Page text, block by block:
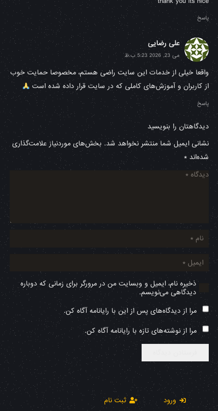
پاسخ
علی رضایی
می 23, 2026 5:23 ب.ظ
واقعا خیلی از خدمات این سایت راضی هستم، مخصوصا حمایت خوب
از کاربران و آموزش‌های کاملی که در سایت قرار داده شده است
پاسخ
دیدگاهتان را بنویسید
نشانی ایمیل شما منتشر نخواهد شد. بخش‌های موردنیاز علامت‌گذاری
شده‌اند*
ذخیره نام، ایمیل و وبسایت من در مرورگر برای زمانی که دوباره
دیدگاهی می‌نویسم.
مرا از دیدگاه‌های پس از این با رایانامه آگاه کن.
مرا از نوشته‌های تازه با رایانامه آگاه کن.
ورود ثبت نام